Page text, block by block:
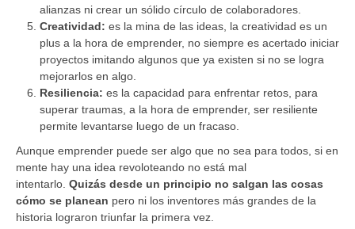
alianzas ni crear un sólido círculo de colaboradores.
Creatividad: es la mina de las ideas, la creatividad es un
plus a la hora de emprender, no siempre es acertado iniciar
proyectos imitando algunos que ya existen si no se logra
mejorarlos en algo.
Resiliencia: es la capacidad para enfrentar retos, para
superar traumas, a la hora de emprender, ser resiliente
permite levantarse luego de un fracaso.
Aunque emprender puede ser algo que no sea para todos, si en
mente hay una idea revoloteando no está mal
intentarlo. Quizás desde un principio no salgan las cosas
cómo se planean pero ni los inventores más grandes de la
historia lograron triunfar la primera vez.